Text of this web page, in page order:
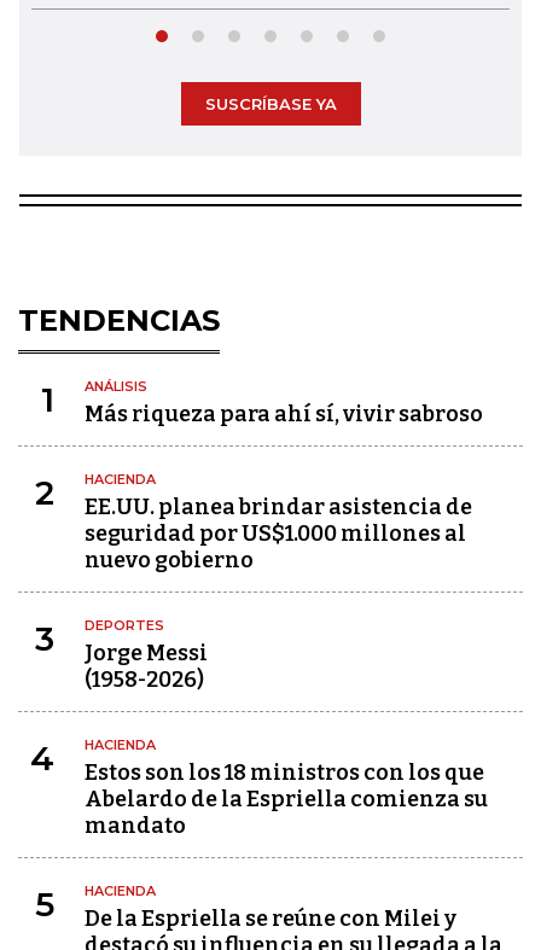
SUSCRÍBASE YA
TENDENCIAS
1 ANÁLISIS
Más riqueza para ahí sí, vivir sabroso
2 HACIENDA
EE.UU. planea brindar asistencia de
seguridad por US$1.000 millones al
nuevo gobierno
3 DEPORTES
Jorge Messi
(1958-2026)
4 HACIENDA
Estos son los 18 ministros con los que
Abelardo de la Espriella comienza su
mandato
5 HACIENDA
De la Espriella se reúne con Milei y